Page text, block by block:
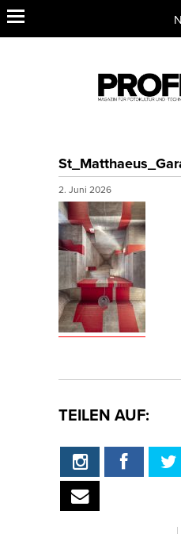
2. Juni 2026
TEILEN AUF: